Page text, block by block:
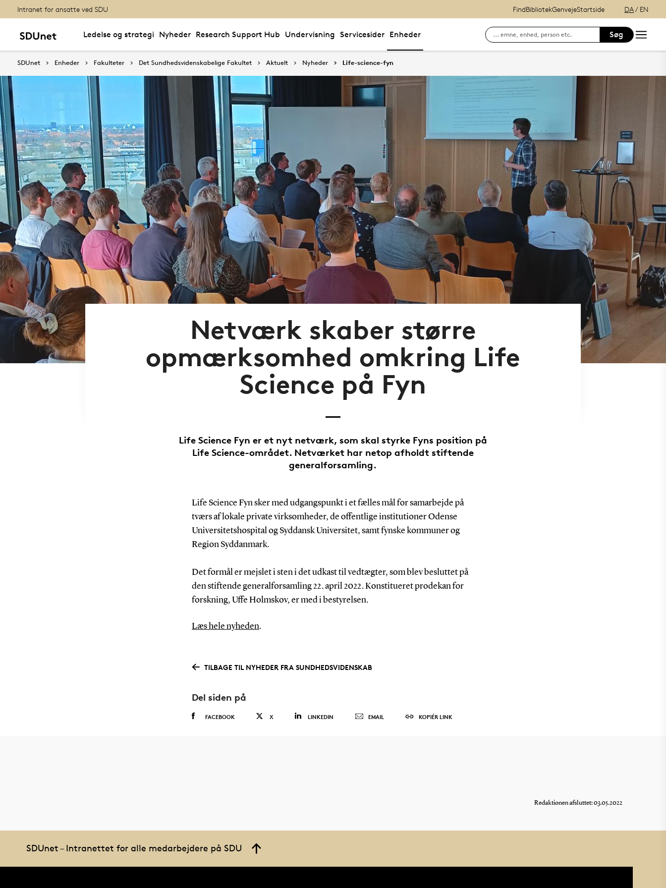
Intranet for ansatte ved SDU Find
Søg efter kontaktinformation på ansatte
BibliotekGenveje
E-læring (itslearning)
Adgang til DigitalEksamen
Outlook Web Mail
mitSDU - For studerende ved
Startside DA/ EN
Ledelse og strategi Nyheder Research Support Hub Undervisning Servicesider Enheder Søg
SDUnet Enheder Fakulteter Det Sundhedsvidenskabelige Fakultet Aktuelt Nyheder Life-science-fyn
Netværk skaber større
opmærksomhed omkring Life
Science på Fyn
Life Science Fyn er et nyt netværk, som skal styrke Fyns position på
Life Science-området. Netværket har netop afholdt stiftende
generalforsamling.
Life Science Fyn sker med udgangspunkt i et fælles mål for samarbejde på
tværs af lokale private virksomheder, de offentlige institutioner Odense
Universitetshospital og Syddansk Universitet, samt fynske kommuner og
Region Syddanmark.
Det formål er mejslet i sten i det udkast til vedtægter, som blev besluttet på
den stiftende generalforsamling 22. april 2022. Konstitueret prodekan for
forskning, Uffe Holmskov, er med i bestyrelsen.
Læs hele nyheden.
TILBAGE TIL NYHEDER FRA SUNDHEDSVIDENSKAB
Del siden på
FACEBOOK X LINKEDIN EMAIL KOPIÉR LINK
Redaktionen afsluttet: 03.05.2022
SDUnet – Intranettet for alle medarbejdere på SDU